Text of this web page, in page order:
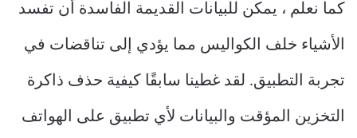
كما نعلم ، يمكن للبيانات القديمة الفاسدة أن تفسد
الأشياء خلف الكواليس مما يؤدي إلى تناقضات في
تجربة التطبيق. لقد غطينا سابقًا كيفية حذف ذاكرة
التخزين المؤقت والبيانات لأي تطبيق على الهواتف